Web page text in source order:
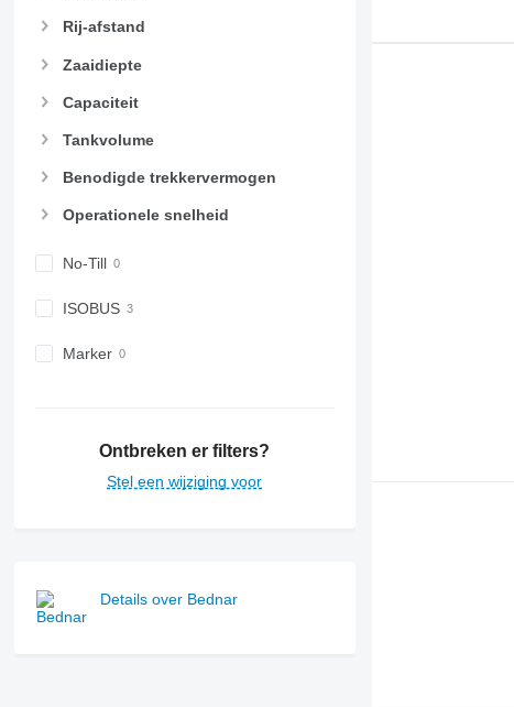
Rij-afstand
Zaaidiepte
Capaciteit
Tankvolume
Benodigde trekkervermogen
Operationele snelheid
No-Till
ISOBUS
Marker
Ontbreken er filters?
Stel een wijziging voor
Details over Bednar